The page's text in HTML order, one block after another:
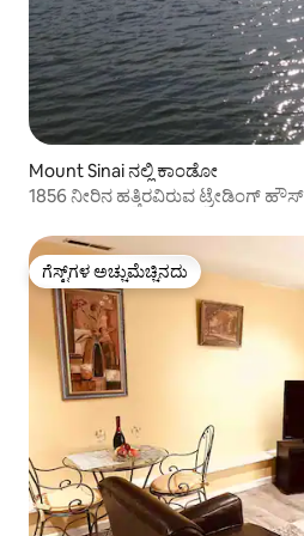
Mount Sinai ನಲ್ಲಿ ಕಾಂಡೋ
1856 ನೀರಿನ ಹತ್ತಿರವಿರುವ ಟ್ರೇಡಿಂಗ್ ಹೌಸ್
ಗೆಸ್ಟ್‌ಗಳ ಅಚ್ಚುಮೆಚ್ಚಿನದು
ಗೆಸ್ಟ್‌ಗಳ ಅಚ್ಚುಮೆಚ್ಚಿನದು